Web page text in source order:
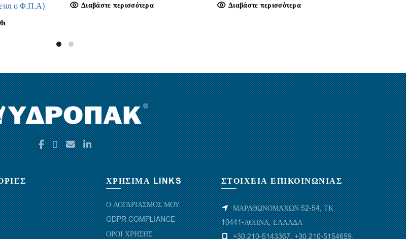
ο Φ.Π.Α)
Διαβάστε περισσότερα
Διαβάστε περισσότερα
ΧΡΗΣΙΜΑ LINKS
Ο ΛΟΓΑΡΙΑΣΜΟΣ ΜΟΥ
GDPR COMPLIANCE
ΟΡΟΙ ΧΡΗΣΗΣ
ΣΤΟΙΧΕΙΑ ΕΠΙΚΟΙΝΩΝΙΑΣ
ΜΑΡΑΘΩΝΟΜΑΧΩΝ 52-54, ΤΚ
10441-ΑΘΗΝΑ, ΕΛΛΑΔΑ
+30.210-5143367,+30.210-5154659,